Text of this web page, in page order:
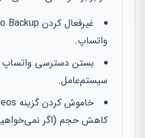
واتساپ.
سیستم‌عامل.
کاهش حجم (اگر نمی‌خواهید